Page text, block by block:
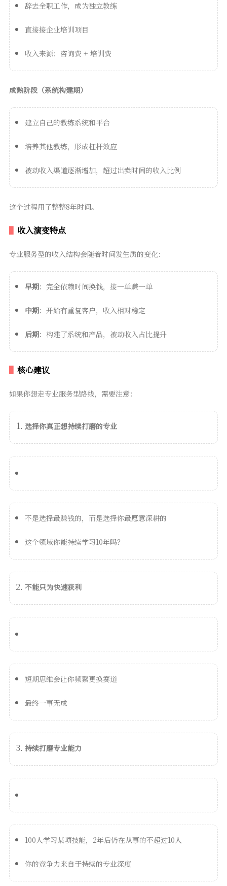
辞去全职工作，成为独立教练
直接接企业培训项目
收入来源：咨询费 + 培训费
成熟阶段（系统构建期）
建立自己的教练系统和平台
培养其他教练，形成杠杆效应
被动收入渠道逐渐增加，超过出卖时间的收入比例
这个过程用了整整8年时间。
收入演变特点
专业服务型的收入结构会随着时间发生质的变化：
早期：完全依赖时间换钱，接一单赚一单
中期：开始有重复客户，收入相对稳定
后期：构建了系统和产品，被动收入占比提升
核心建议
如果你想走专业服务型路线，需要注意：
选择你真正想持续打磨的专业
不是选择最赚钱的，而是选择你最愿意深耕的
这个领域你能持续学习10年吗？
不能只为快速获利
短期思维会让你频繁更换赛道
最终一事无成
持续打磨专业能力
100人学习某项技能，2年后仍在从事的不超过10人
你的竞争力来自于持续的专业深度